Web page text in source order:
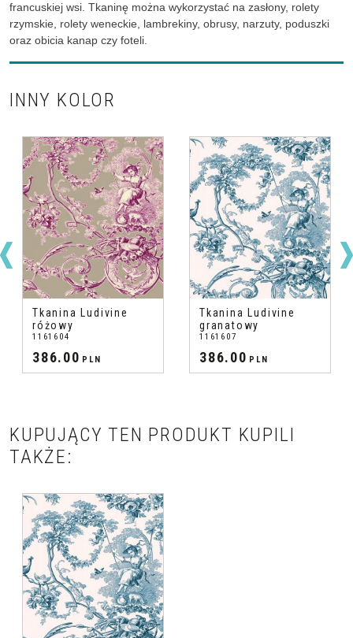
francuskiej wsi. Tkaninę można wykorzystać na zasłony, rolety
rzymskie, rolety weneckie, lambrekiny, obrusy, narzuty, poduszki
oraz obicia kanap czy foteli.
INNY KOLOR
Tkanina Ludivine
różowy
1161604
386.00 PLN
Tkanina Ludivine
granatowy
1161607
386.00 PLN
KUPUJĄCY TEN PRODUKT KUPILI
TAKŻE: